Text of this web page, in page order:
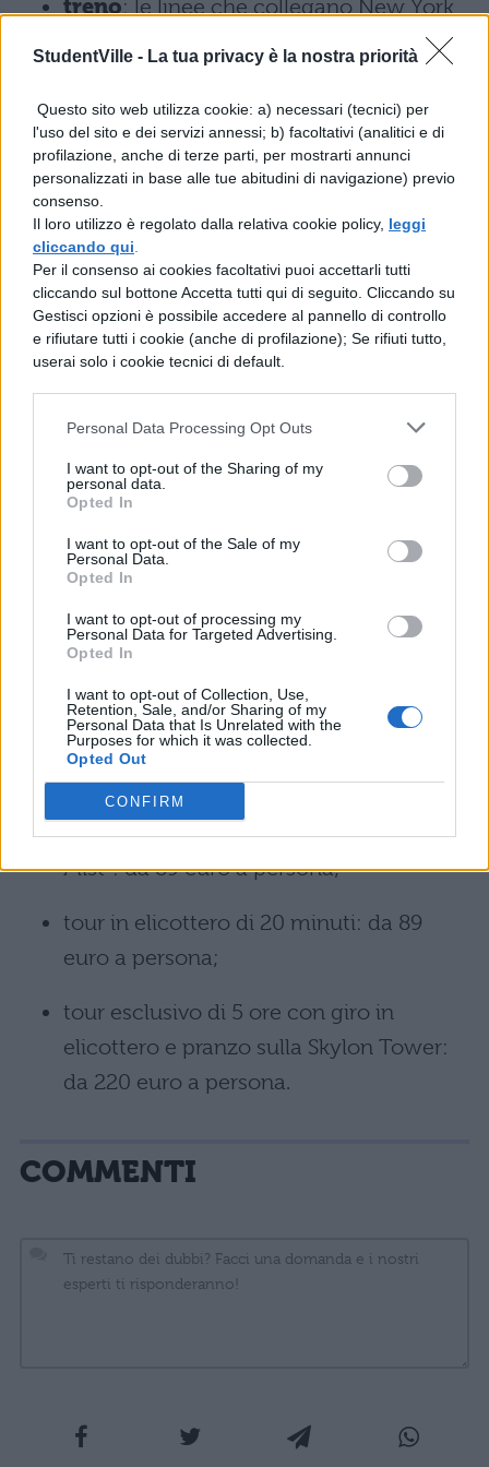
StudentVille - La tua privacy è la nostra priorità
Questo sito web utilizza cookie: a) necessari (tecnici) per
l'uso del sito e dei servizi annessi; b) facoltativi (analitici e di
profilazione, anche di terze parti, per mostrarti annunci
personalizzati in base alle tue abitudini di navigazione) previo
consenso.
Il loro utilizzo è regolato dalla relativa cookie policy, leggi
cliccando qui
Per il consenso ai cookies facoltativi puoi accettarli tutti
cliccando sul bottone Accetta tutti qui di seguito. Cliccando su
Gestisci opzioni è possibile accedere al pannello di controllo
e rifiutare tutti i cookie (anche di profilazione); Se rifiuti tutto,
userai solo i cookie tecnici di default.
Personal Data Processing Opt Outs
I want to opt-out of the Sharing of my
personal data.
Opted In
I want to opt-out of the Sale of my
Personal Data.
Opted In
I want to opt-out of processing my
Personal Data for Targeted Advertising.
Opted In
I want to opt-out of Collection, Use,
Retention, Sale, and/or Sharing of my
Personal Data that Is Unrelated with the
Purposes for which it was collected.
Opted Out
CONFIRM
treno: le linee che collegano New York
a Toronto fermano ad una stazione ad
bus: la compagnia di riferimento è la
Metro Transit System ma copre solo le
città più vicine alle cascata tra cui
Buffalo;
automobile: le città più vicine da cui
raggiungere in auto le cascate sono
Buffalo (mezz’ora di viaggio) e Toronto
(un’ora e mezza di viaggio).
Cascate del Niagara: biglietti
La Cascate del Niagara possono essere
ammirate da vari punti di vista e, per questo
motivo, vengono organizzate
quotidianamente deitour differenti. I
prezzi deibiglietti
del tour prescelto:
tour di lusso di 6 ore su lato americano e
canadese: da 125 euro a persona;
tour di 4 ore sulla nave “Maid of the
Mist”: da 89 euro a persona;
tour in elicottero di 20 minuti: da 89
euro a persona;
tour esclusivo di 5 ore con giro in
elicottero e pranzo sulla Skylon Tower:
da 220 euro a persona.
COMMENTI